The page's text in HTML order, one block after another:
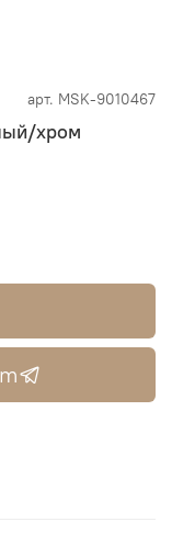
арт. MSK-9010467
хром